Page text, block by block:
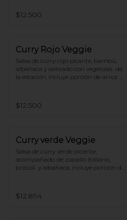
$12.500
Curry Rojo Veggie
Salsa de curry rojo picante, bambú,
albahaca y salteado con vegetales  de
la estación, incluye porción de arroz
$12.500
Curry verde Veggie
Salsa de curry verde picante,
acompañado de zapallo italiano,
brócoli  y albahaca, incluye porción de
$12.894